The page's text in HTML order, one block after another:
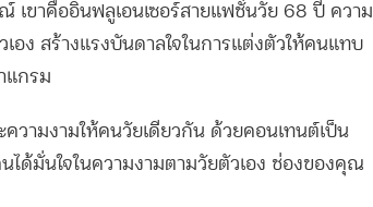
เขาคืออินฟลูเอนเซอร์สายแฟชั่นวัย 68 ปี ความ
อง สร้างแรงบันดาลใจในการแต่งตัวให้คนแทบ
แกรม
วามงามให้คนวัยเดียวกัน ด้วยคอนเทนต์เป็น
ได้มั่นใจในความงามตามวัยตัวเอง ช่องของคุณ